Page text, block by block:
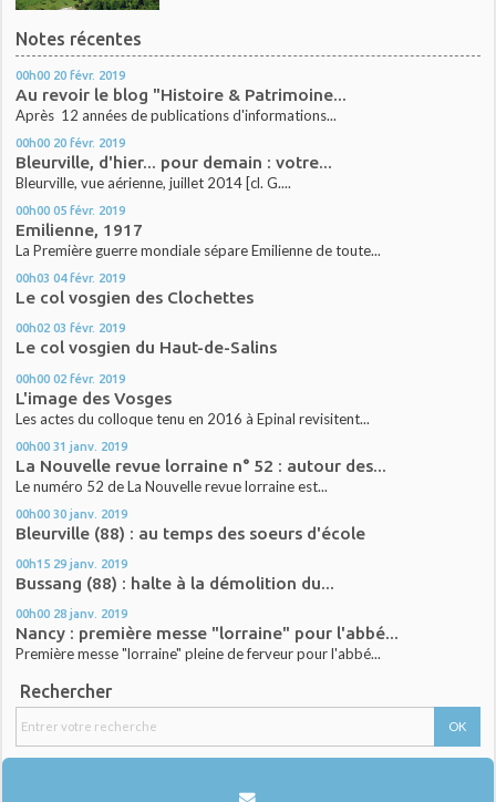
Notes récentes
00h00 20 févr. 2019
Au revoir le blog "Histoire & Patrimoine...
Après 12 années de publications d'informations...
00h00 20 févr. 2019
Bleurville, d'hier... pour demain : votre...
Bleurville, vue aérienne, juillet 2014 [cl. G....
00h00 05 févr. 2019
Emilienne, 1917
La Première guerre mondiale sépare Emilienne de toute...
00h03 04 févr. 2019
Le col vosgien des Clochettes
00h02 03 févr. 2019
Le col vosgien du Haut-de-Salins
00h00 02 févr. 2019
L'image des Vosges
Les actes du colloque tenu en 2016 à Epinal revisitent...
00h00 31 janv. 2019
La Nouvelle revue lorraine n° 52 : autour des...
Le numéro 52 de La Nouvelle revue lorraine est...
00h00 30 janv. 2019
Bleurville (88) : au temps des soeurs d'école
00h15 29 janv. 2019
Bussang (88) : halte à la démolition du...
00h00 28 janv. 2019
Nancy : première messe "lorraine" pour l'abbé...
Première messe "lorraine" pleine de ferveur pour l'abbé...
Rechercher